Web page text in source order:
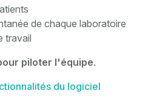
de chaque laboratoire
travail
piloter l'équipe.
du logiciel